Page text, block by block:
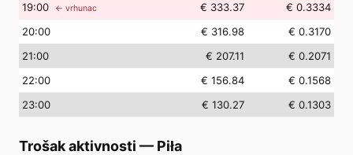
19:00 ← vrhunac € 333.37
€ 0.3334
20:00 € 316.98
€ 0.3170
21:00 € 207.11
€ 0.2071
22:00 € 156.84
€ 0.1568
23:00 € 130.27 € 0.1303
Trošak aktivnosti — Piła